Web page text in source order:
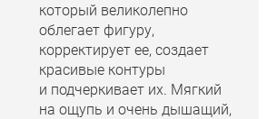
который великолепно
облегает фигуру,
корректирует ее, создает
красивые контуры
и подчеркивает их. Мягкий
на ощупь и очень дышащий,